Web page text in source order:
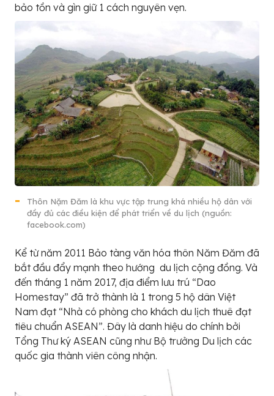
bảo tồn và gìn giữ 1 cách nguyên vẹn.
Thôn Nặm Đăm là khu vực tập trung khá nhiều hộ dân với
đầy đủ các điều kiện để phát triển về du lịch (nguồn:
facebook.com)
Kể từ năm 2011 Bảo tàng văn hóa thôn Năm Đăm đã
bắt đầu đẩy mạnh theo hướng du lịch cộng đồng. Và
đến tháng 1 năm 2017, địa điểm lưu trú “Dao
Homestay” đã trở thành là 1 trong 5 hộ dân Việt
Nam đạt “Nhà có phòng cho khách du lịch thuê đạt
tiêu chuẩn ASEAN”. Đây là danh hiệu do chính bởi
Tổng Thư ký ASEAN cũng như Bộ trưởng Du lịch các
quốc gia thành viên công nhận.